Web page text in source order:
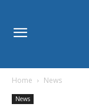
Home News
News